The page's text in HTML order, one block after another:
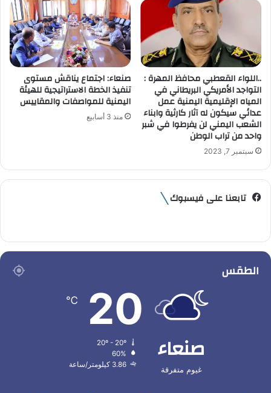
..اللواء القعطبي محافظ المهرة :
التواجد الأمريكي البريطاني في
المياه الإقليمية اليمنية عمل
عدائي سيكون له آثار كارثية وابناء
الشعب اليمني لن يفرطوا في شبر
واحد من تراب الوطن
سبتمبر 7, 2023
صنعاء: اجتماع يناقش مستوى
تنفيذ الخطة الاستراتيجية للهيئة
اليمنية للمواصفات والمقاييس
منذ 3 أسابيع
تابعنا على فيسبوك
الطقس
صنعاء
غيوم متفرقة
20
℃
60%
3.86 كيلومتر/ساعة